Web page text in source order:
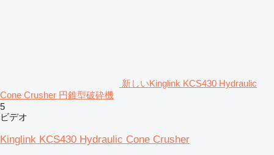
新しいKinglink KCS430 Hydraulic
Cone Crusher 円錐型破砕機
5
ビデオ
Kinglink KCS430 Hydraulic Cone Crusher